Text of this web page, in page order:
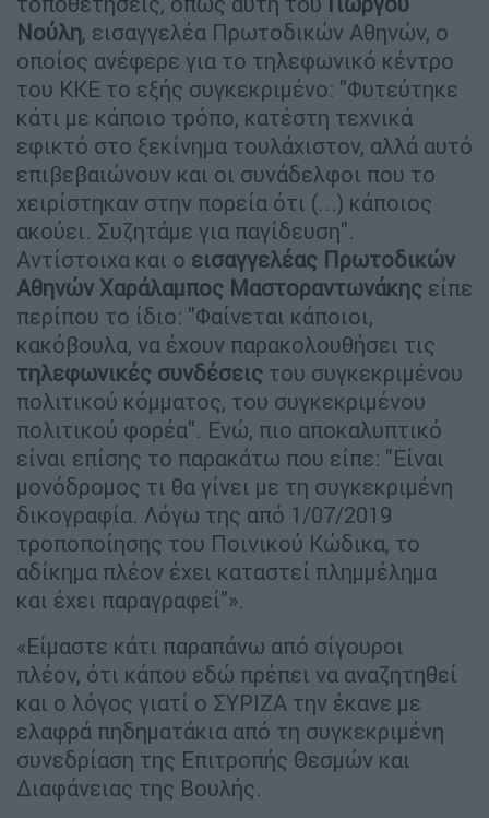
Νούλη, εισαγγελέα Πρωτοδικών Αθηνών, ο
οποίος ανέφερε για το τηλεφωνικό κέντρο
του ΚΚΕ το εξής συγκεκριμένο: "Φυτεύτηκε
κάτι με κάποιο τρόπο, κατέστη τεχνικά
εφικτό στο ξεκίνημα τουλάχιστον, αλλά αυτό
επιβεβαιώνουν και οι συνάδελφοι που το
χειρίστηκαν στην πορεία ότι (...) κάποιος
ακούει. Συζητάμε για παγίδευση".
Αντίστοιχα και ο εισαγγελέας Πρωτοδικών
Αθηνών Χαράλαμπος Μαστοραντωνάκης είπε
περίπου το ίδιο: "Φαίνεται κάποιοι,
κακόβουλα, να έχουν παρακολουθήσει τις
τηλεφωνικές συνδέσεις του συγκεκριμένου
πολιτικού κόμματος, του συγκεκριμένου
πολιτικού φορέα". Ενώ, πιο αποκαλυπτικό
είναι επίσης το παρακάτω που είπε: "Είναι
μονόδρομος τι θα γίνει με τη συγκεκριμένη
δικογραφία. Λόγω της από 1/07/2019
τροποποίησης του Ποινικού Κώδικα, το
αδίκημα πλέον έχει καταστεί πλημμέλημα
και έχει παραγραφεί"».
«Είμαστε κάτι παραπάνω από σίγουροι
πλέον, ότι κάπου εδώ πρέπει να αναζητηθεί
και ο λόγος γιατί ο ΣΥΡΙΖΑ την έκανε με
ελαφρά πηδηματάκια από τη συγκεκριμένη
συνεδρίαση της Επιτροπής Θεσμών και
Διαφάνειας της Βουλής.